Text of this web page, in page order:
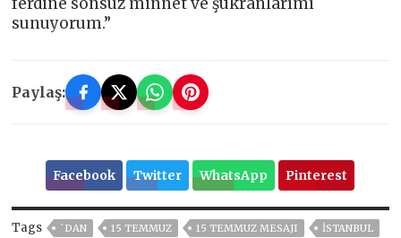
sunuyorum.”
Paylaş:
Facebook Twitter WhatsApp Pinterest
Tags `DAN 15 TEMMUZ 15 TEMMUZ MESAJI
ISTANBUL